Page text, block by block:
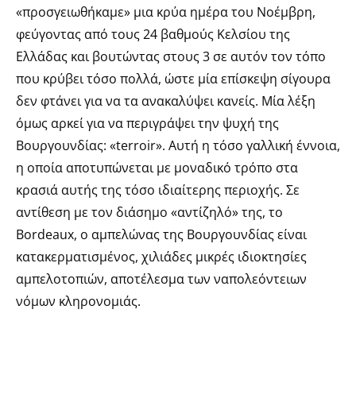
«προσγειωθήκαμε» μια κρύα ημέρα του Νοέμβρη,
φεύγοντας από τους 24 βαθμούς Κελσίου της
Ελλάδας και βουτώντας στους 3 σε αυτόν τον τόπο
που κρύβει τόσο πολλά, ώστε μία επίσκεψη σίγουρα
δεν φτάνει για να τα ανακαλύψει κανείς. Μία λέξη
όμως αρκεί για να περιγράψει την ψυχή της
Βουργουνδίας: «terroir». Αυτή η τόσο γαλλική έννοια,
η οποία αποτυπώνεται με μοναδικό τρόπο στα
κρασιά αυτής της τόσο ιδιαίτερης περιοχής. Σε
αντίθεση με τον διάσημο «αντίζηλό» της, το
Βοrdeaux, ο αμπελώνας της Βουργουνδίας είναι
κατακερματισμένος, χιλιάδες μικρές ιδιοκτησίες
αμπελοτοπιών, αποτέλεσμα των ναπολεόντειων
νόμων κληρονομιάς.